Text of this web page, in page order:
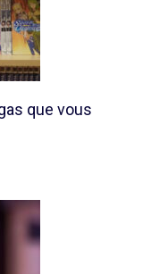
que vous